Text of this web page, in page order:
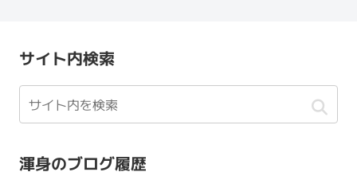
サイト内検索
渾身のブログ履歴